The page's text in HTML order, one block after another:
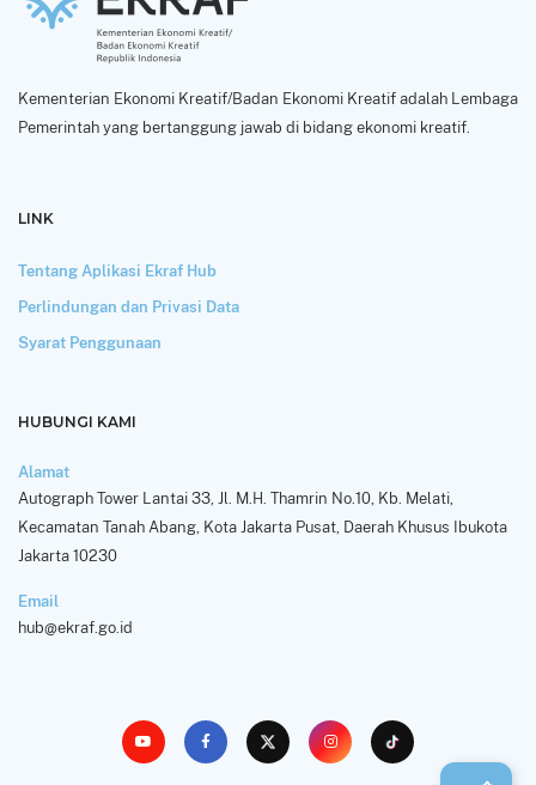
Kementerian Ekonomi Kreatif/Badan Ekonomi Kreatif adalah Lembaga
Pemerintah yang bertanggung jawab di bidang ekonomi kreatif.
LINK
Tentang Aplikasi Ekraf Hub
Perlindungan dan Privasi Data
Syarat Penggunaan
HUBUNGI KAMI
Alamat
Autograph Tower Lantai 33, Jl. M.H. Thamrin No.10, Kb. Melati,
Kecamatan Tanah Abang, Kota Jakarta Pusat, Daerah Khusus Ibukota
Jakarta 10230
Email
hub@ekraf.go.id